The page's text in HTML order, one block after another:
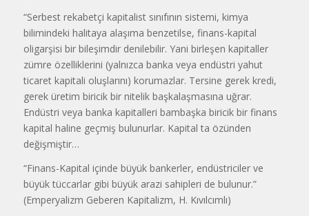
“Serbest rekabetçi kapitalist sınıfının sis­temi, kimya
bilimindeki halitaya alaşıma benzetilse, finans-kapital
oligarşisi bir bile­şimdir denilebilir. Yani birleşen kapitaller
zümre özelliklerini (yalnızca banka veya en­düstri yahut
ticaret kapitali oluşlarını) ko­rumazlar. Tersine gerek kredi,
gerek üretim biricik bir nitelik başkalaşmasına uğrar.
Endüstri veya banka kapitalleri bambaşka biricik bir finans
kapital haline geçmiş bu­lunurlar. Kapital ta özünden
değişmiştir…
“Finans-Kapital içinde büyük bankerler, endüstriciler ve
büyük tüccarlar gibi büyük arazi sahipleri de bulunur.”
(Emperyalizm Geberen Kapitalizm, H. Kıvılcımlı)